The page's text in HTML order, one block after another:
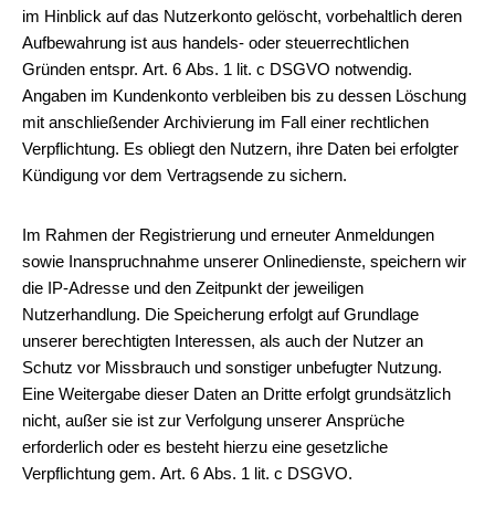
im Hinblick auf das Nutzerkonto gelöscht, vorbehaltlich deren
Aufbewahrung ist aus handels- oder steuerrechtlichen
Gründen entspr. Art. 6 Abs. 1 lit. c DSGVO notwendig.
Angaben im Kundenkonto verbleiben bis zu dessen Löschung
mit anschließender Archivierung im Fall einer rechtlichen
Verpflichtung. Es obliegt den Nutzern, ihre Daten bei erfolgter
Kündigung vor dem Vertragsende zu sichern.
Im Rahmen der Registrierung und erneuter Anmeldungen
sowie Inanspruchnahme unserer Onlinedienste, speichern wir
die IP-Adresse und den Zeitpunkt der jeweiligen
Nutzerhandlung. Die Speicherung erfolgt auf Grundlage
unserer berechtigten Interessen, als auch der Nutzer an
Schutz vor Missbrauch und sonstiger unbefugter Nutzung.
Eine Weitergabe dieser Daten an Dritte erfolgt grundsätzlich
nicht, außer sie ist zur Verfolgung unserer Ansprüche
erforderlich oder es besteht hierzu eine gesetzliche
Verpflichtung gem. Art. 6 Abs. 1 lit. c DSGVO.